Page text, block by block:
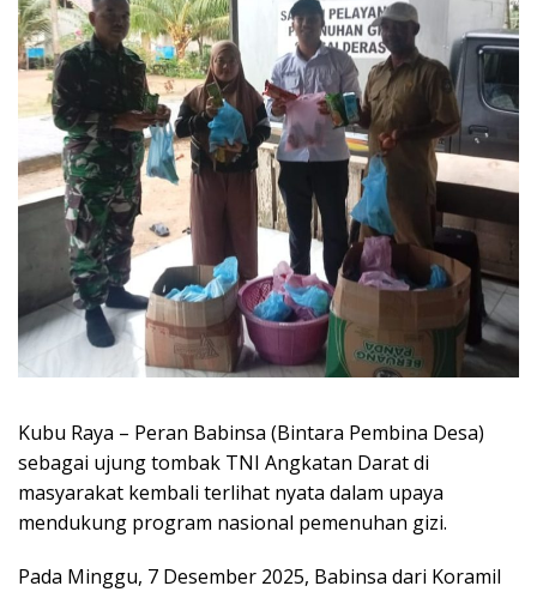
Kubu Raya – Peran Babinsa (Bintara Pembina Desa)
sebagai ujung tombak TNI Angkatan Darat di
masyarakat kembali terlihat nyata dalam upaya
mendukung program nasional pemenuhan gizi.
Pada Minggu, 7 Desember 2025, Babinsa dari Koramil